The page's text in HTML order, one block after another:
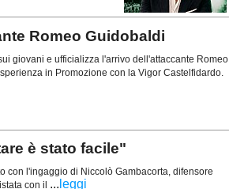
Romeo Guidobaldi
giovani e ufficializza l'arrivo dell'attaccante Romeo
in Promozione con la Vigor Castelfidardo.
è stato facile"
con l'ingaggio di Niccolò Gambacorta, difensore
con il ... leggi